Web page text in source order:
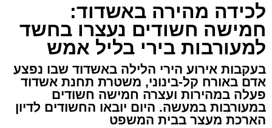
לכידה מהירה באשדוד:
חמישה חשודים נעצרו בחשד
למעורבות בירי בליל אמש
בעקבות אירוע הירי הלילה באשדוד שבו נפצע
אדם באורח קל-בינוני, משטרת תחנת אשדוד
פעלה במהירות ועצרה חמישה חשודים
במעורבות במעשה. היום יובאו החשודים לדיון
הארכת מעצר בבית המשפט